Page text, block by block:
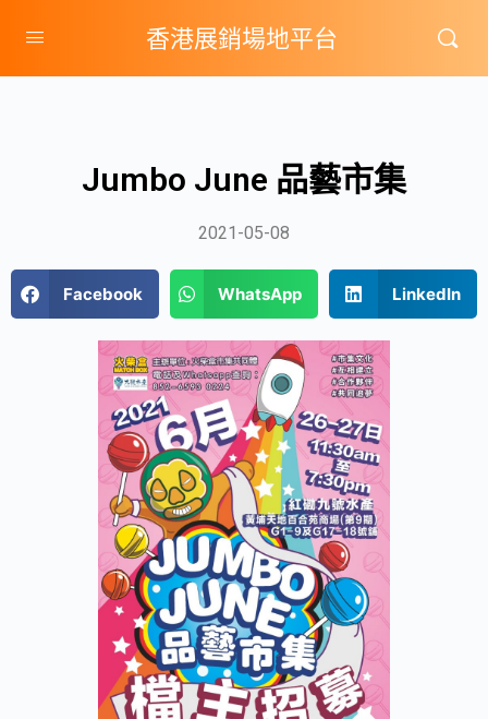
香港展銷場地平台
Jumbo June 品藝市集
2021-05-08
Facebook WhatsApp LinkedIn